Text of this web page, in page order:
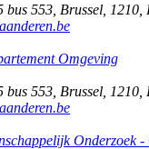
bus 553 Brussel 1210
Omgeving
bus 553 Brussel 1210
Onderzoek